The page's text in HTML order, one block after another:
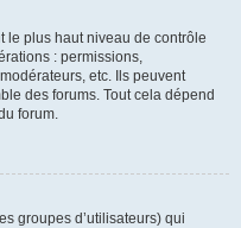
le plus haut niveau de contrôle
: permissions,
etc. Ils peuvent
des forums. Tout cela dépend
forum.
groupes d’utilisateurs) qui